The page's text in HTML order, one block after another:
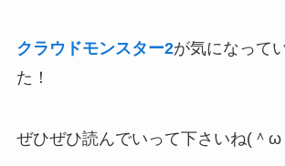
クラウドモンスター2が気になって
た！
ぜひぜひ読んでいって下さいね(＾ω